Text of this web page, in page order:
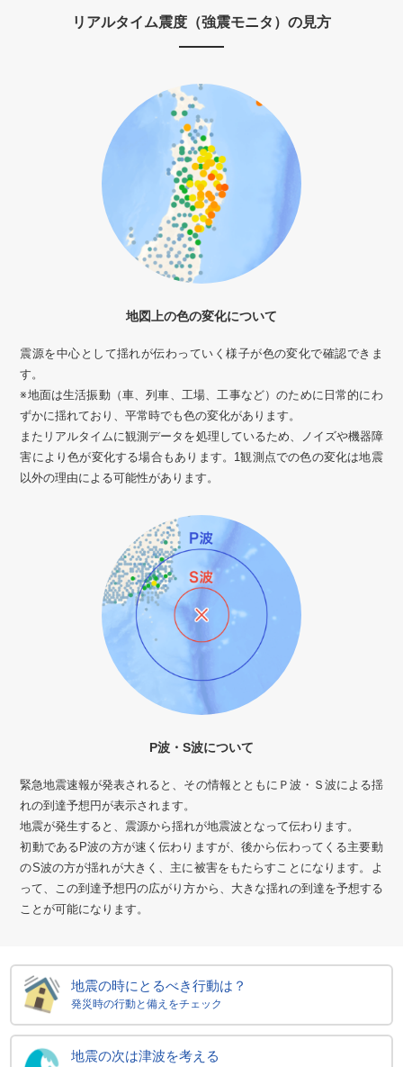
リアルタイム震度（強震モニタ）の見方
地図上の色の変化について
震源を中心として揺れが伝わっていく様子が色の変化で確認できま
す。
※地面は生活振動（車、列車、工場、工事など）のために日常的にわ
ずかに揺れており、平常時でも色の変化があります。
またリアルタイムに観測データを処理しているため、ノイズや機器障
害により色が変化する場合もあります。1観測点での色の変化は地震
以外の理由による可能性があります。
P波・S波について
緊急地震速報が発表されると、その情報とともにＰ波・Ｓ波による揺
れの到達予想円が表示されます。
地震が発生すると、震源から揺れが地震波となって伝わります。
初動であるP波の方が速く伝わりますが、後から伝わってくる主要動
のS波の方が揺れが大きく、主に被害をもたらすことになります。よ
って、この到達予想円の広がり方から、大きな揺れの到達を予想する
ことが可能になります。
地震の時にとるべき行動は？
発災時の行動と備えをチェック
地震の次は津波を考える